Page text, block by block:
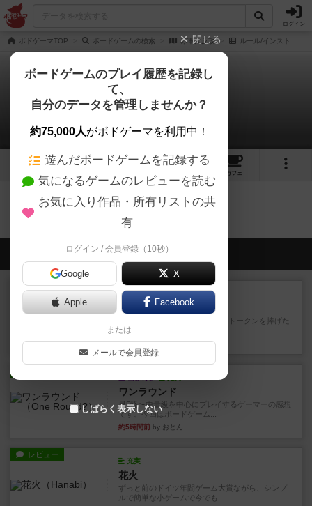
ログイン
ボドゲーマTOP ボードゲームの検索 赤軍大反攻 ルール/インスト
赤軍大反攻
0件のルール/インスト
カフェ
赤軍大反攻のトップに戻る
会員の新しい投稿
レビュー
宵と暁の呪文書
4/5点呪文を修得したり使い魔にトークンを捧げた
りして得点を増やしてい...
約2時間前by ワタル
ワンラウンド
星5軽〜中量級を中心にプレイするゲーマーの感想
です。今回はボードゲーム...
約5時間前 by おとん
レビュー
充実
花火
ずっと前のドイツ年間ゲーム大賞ながら、シンプ
ルで簡単な小ゲームで今でも...
閉じる
ボードゲームのプレイ履歴を記録し
て、
自分のデータを管理しませんか？
約75,000人がボドゲーマを利用中！
遊んだボードゲームを記録する
気になるゲームのレビューを読む
お気に入り作品・所有リストの共
有
ログイン / 会員登録（10秒）
Google X
Apple Facebook
または
メールで会員登録
しばらく表示しない